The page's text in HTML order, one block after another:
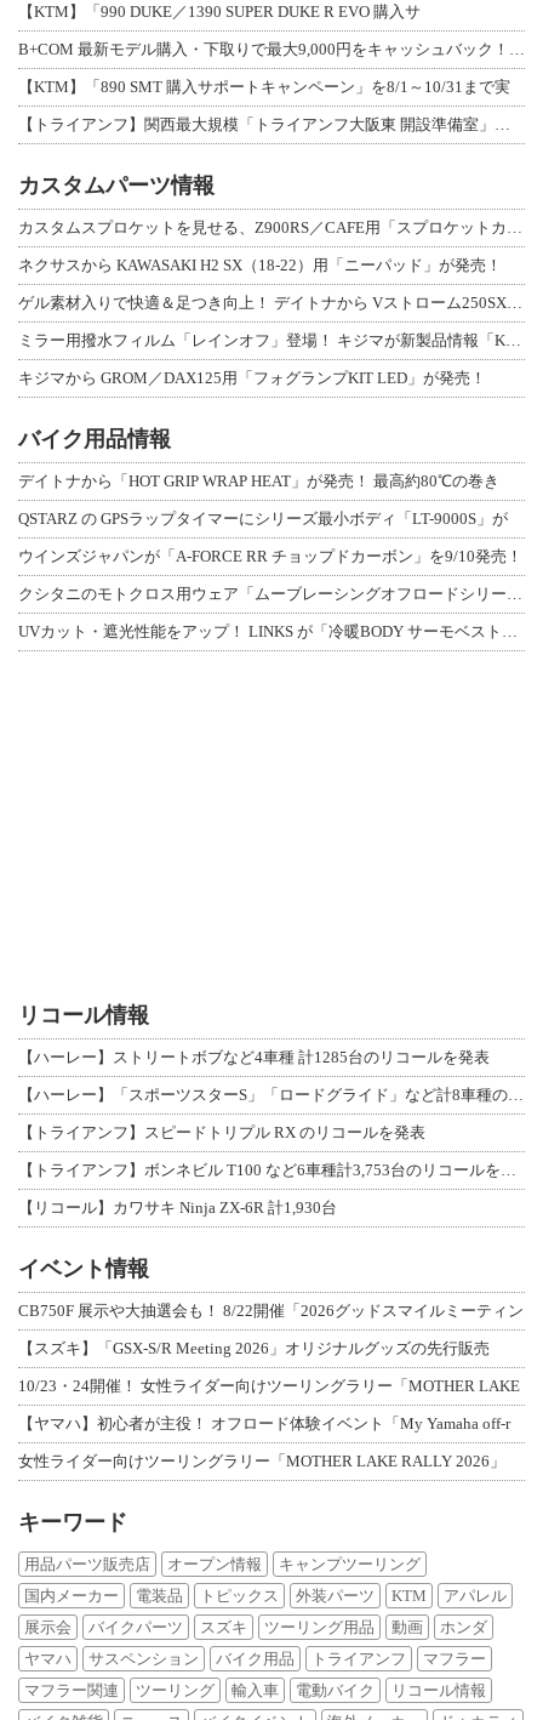
【KTM】「990 DUKE／1390 SUPER DUKE R EVO 購入サ
【KTM】「890 SMT 購入サポートキャンペーン」を8/1～10/31まで実
カスタムパーツ情報
ネクサスから KAWASAKI H2 SX（18-22）用「ニーパッド」が発売！
キジマから GROM／DAX125用「フォグランプKIT LED」が発売！
バイク用品情報
デイトナから「HOT GRIP WRAP HEAT」が発売！ 最高約80℃の巻き
QSTARZ の GPSラップタイマーにシリーズ最小ボディ「LT-9000S」が
ウインズジャパンが「A-FORCE RR チョップドカーボン」を9/10発売！
リコール情報
【ハーレー】ストリートボブなど4車種 計1285台のリコールを発表
【トライアンフ】スピードトリプル RX のリコールを発表
【リコール】カワサキ Ninja ZX-6R 計1,930台
イベント情報
CB750F 展示や大抽選会も！ 8/22開催「2026グッドスマイルミーティン
【スズキ】「GSX-S/R Meeting 2026」オリジナルグッズの先行販売
10/23・24開催！ 女性ライダー向けツーリングラリー「MOTHER LAKE
【ヤマハ】初心者が主役！ オフロード体験イベント「My Yamaha off-r
女性ライダー向けツーリングラリー「MOTHER LAKE RALLY 2026」
キーワード
用品パーツ販売店 オープン情報
キャンプツーリング
国内メーカー
電装品 トピックス 外装パーツ KTM
アパレル
展示会
バイクパーツ スズキ ツーリング用品 動画
ホンダ
ヤマハ
サスペンション バイク用品 トライアンフ
マフラー
マフラー関連
ツーリング 輸入車 電動バイク
リコール情報